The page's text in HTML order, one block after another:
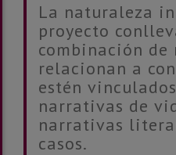
La naturaleza
proyecto
combinación de
relacionan a
estén
narrativas de
narrativas
casos.